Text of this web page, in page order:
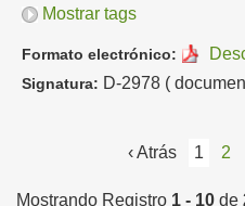
Mostrar tags
Formato electrónico:
Signatura: D-2978 (
‹ Atrás 1 2
Mostrando Registro 1 - 10 de